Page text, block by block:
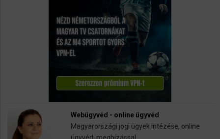
Webügyvéd - online ügyvéd
Magyarországi jogi ügyek intézése, online